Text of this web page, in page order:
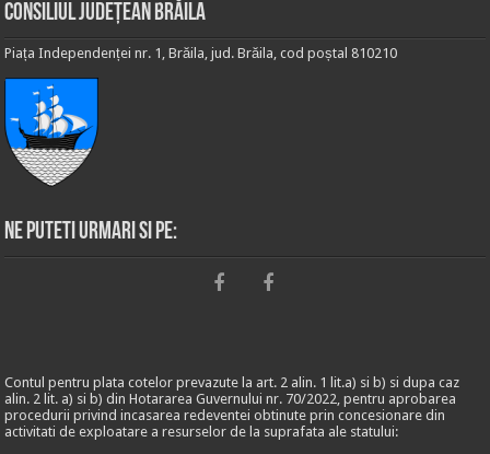
Consiliul Județean Brăila
Piața Independenței nr. 1, Brăila, jud. Brăila, cod poștal 810210
Ne puteti urmari si pe:
Contul pentru plata cotelor prevazute la art. 2 alin. 1 lit.a) si b) si dupa caz
alin. 2 lit. a) si b) din Hotararea Guvernului nr. 70/2022, pentru aprobarea
procedurii privind incasarea redeventei obtinute prin concesionare din
activitati de exploatare a resurselor de la suprafata ale statului: